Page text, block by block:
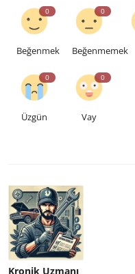
0
Beğenmek
0
Beğenmemek
0
Üzgün
0
Vay
Kronik Uzmanı